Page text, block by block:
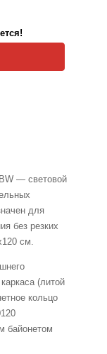
— световой
для
без резких
см.
(литой
кольцо
байонетом